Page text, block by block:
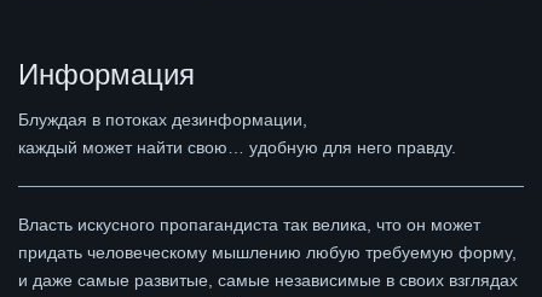
Информация
Блуждая в потоках дезинформации,
каждый может найти свою… удобную для него правду.
Власть искусного пропагандиста так велика, что он может
придать человеческому мышлению любую требуемую форму,
и даже самые развитые, самые независимые в своих взглядах